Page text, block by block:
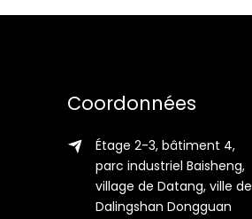
Coordonnées
Étage 2-3, bâtiment 4,
parc industriel Baisheng,
village de Datang, ville de
Dalingshan Dongguan